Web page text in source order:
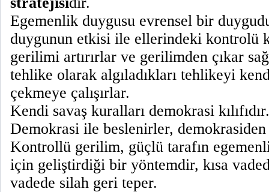
Egemenlik duygusu evrensel bir
duygunun etkisi ile ellerindeki kontrolü
gerilimi artırırlar ve gerilimden çıkar
tehlike olarak algıladıkları tehlikeyi
çekmeye çalışırlar.
Kendi savaş kuralları demokrasi kılıfıdır.
Demokrasi ile beslenirler,
Kontrollü gerilim, güçlü tarafın
için geliştirdiği bir yöntemdir, kısa
vadede silah geri teper.